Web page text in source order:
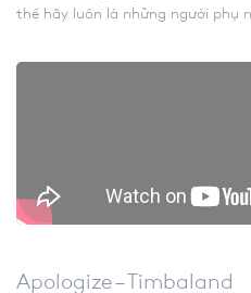
thế hãy luôn là những người phụ
Apologize – Timbaland